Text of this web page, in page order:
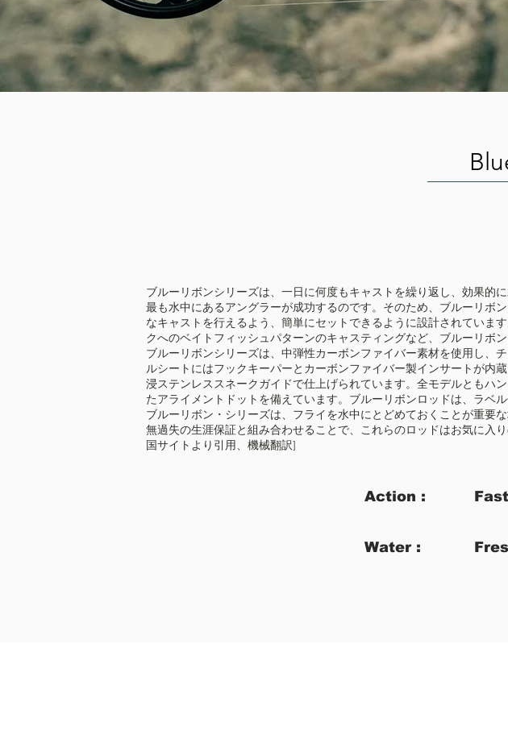
ブルーリボンシリーズは、一日に何度もキャストを繰り返し、効果的
最も水中にあるアングラーが成功するのです。そのため、ブルーリボ
なキャストを行えるよう、簡単にセットできるように設計されていま
クへのベイトフィッシュパターンのキャスティングなど、ブルーリボ
ブルーリボンシリーズは、中弾性カーボンファイバー素材を使用し、
ルシートにはフックキーパーとカーボンファイバー製インサートが内
浸ステンレススネークガイドで仕上げられています。全モデルともハ
たアライメントドットを備えています。ブルーリボンロッドは、ラベ
ブルーリボン・シリーズは、フライを水中にとどめておくことが重要
無過失の生涯保証と組み合わせることで、これらのロッドはお気に入
国サイトより引用、機械翻訳]
Action :
Water :